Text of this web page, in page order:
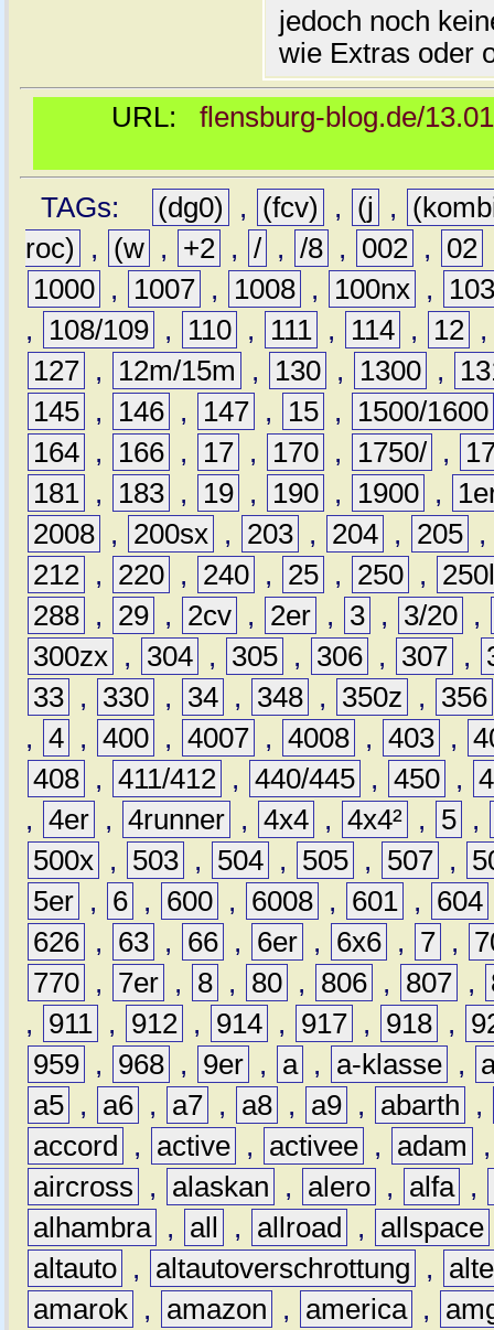
jedoch noch
wie Extras oder
URL: flensburg-blog.de/
TAGs: (dg0) , (fcv) , (j ,
roc)
, (w , +2 , / , /8 , 002 , 02
1000 , 1007 , 1008 , 100nx ,
,
108/109 , 110 , 111 , 114 , 12
127 , 12m/15m , 130 , 1300 ,
145 , 146 , 147 , 15 ,
1500/1600
164 , 166 , 17 , 170 , 1750/ ,
181 , 183 , 19 , 190 , 1900 ,
2008 , 200sx , 203 , 204 , 205 ,
212 , 220 , 240 , 25 , 250 ,
288 , 29 , 2cv , 2er , 3 , 3/20 ,
300zx , 304 , 305 , 306 , 307 ,
33 , 330 , 34 , 348 , 350z ,
356
, 4 , 400 , 4007 , 4008 , 403 ,
408 , 411/412 , 440/445 , 450 ,
, 4er , 4runner , 4x4 , 4x4² , 5 ,
500x , 503 , 504 , 505 , 507 ,
5er , 6 , 600 , 6008 , 601 , 604
626 , 63 , 66 , 6er , 6x6 , 7 ,
770 , 7er , 8 , 80 , 806 , 807 ,
,
911 , 912 , 914 , 917 , 918 ,
959 , 968 , 9er , a , a-klasse ,
a5 , a6 , a7 , a8 , a9 , abarth
,
accord
, active , activee , adam
aircross
, alaskan , alero , alfa ,
alhambra , all , allroad , allspace
altauto , altautoverschrottung ,
amarok , amazon , america ,